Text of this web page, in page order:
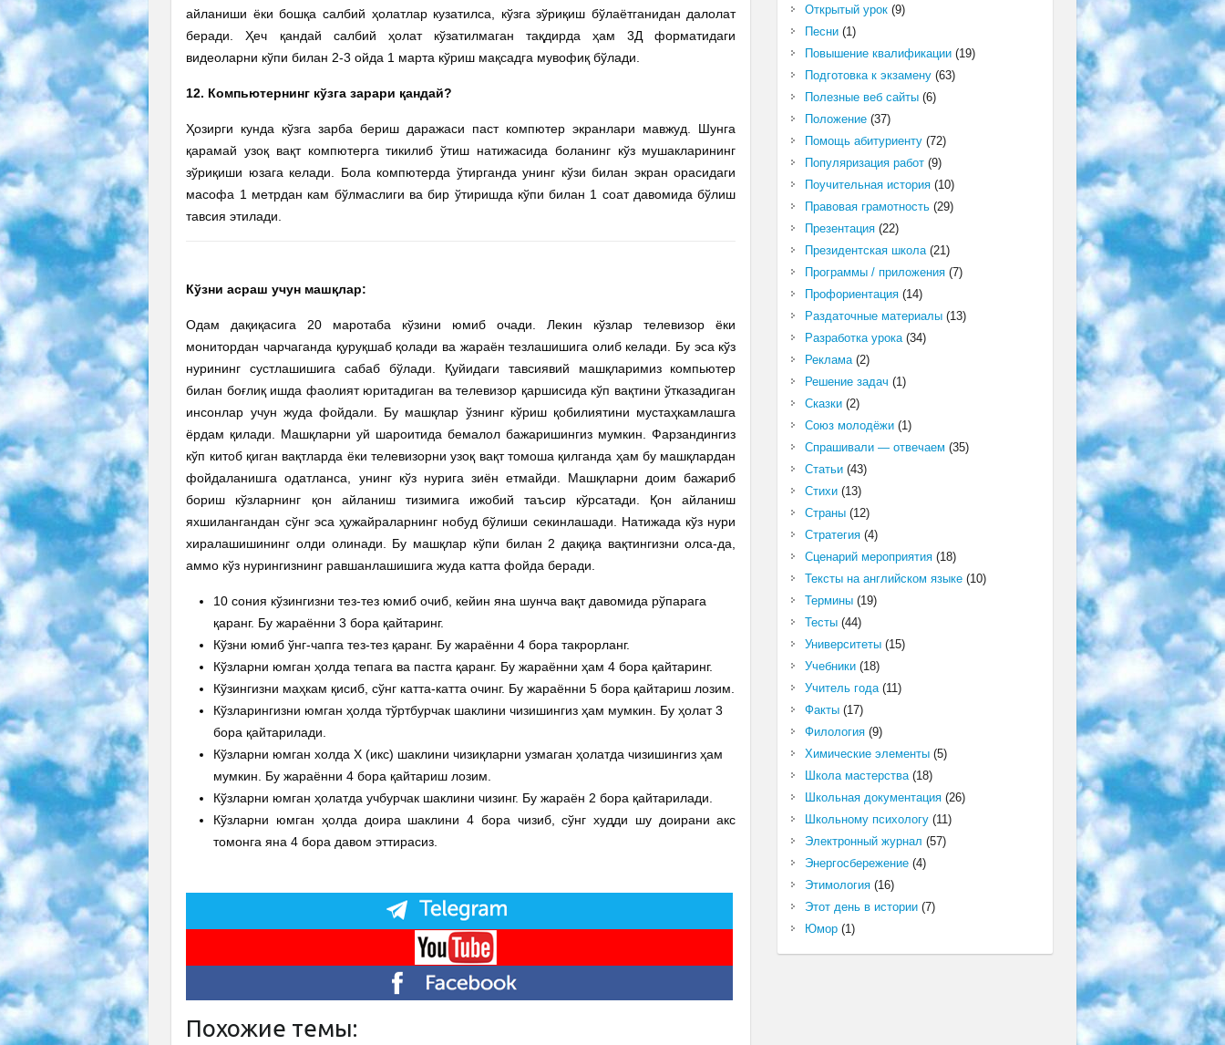
айланиши ёки бошқа салбий ҳолатлар кузатилса, кўзга зўриқиш бўлаётганидан далолат
беради. Ҳеч қандай салбий ҳолат кўзатилмаган тақдирда ҳам 3Д форматидаги
видеоларни кўпи билан 2-3 ойда 1 марта кўриш мақсадга мувофиқ бўлади.
12. Компьютернинг кўзга зарари қандай?
Ҳозирги кунда кўзга зарба бериш даражаси паст компютер экранлари мавжуд. Шунга
қарамай узоқ вақт компютерга тикилиб ўтиш натижасида боланинг кўз мушакларининг
зўриқиши юзага келади. Бола компютерда ўтирганда унинг кўзи билан экран орасидаги
масофа 1 метрдан кам бўлмаслиги ва бир ўтиришда кўпи билан 1 соат давомида бўлиш
тавсия этилади.
Кўзни асраш учун машқлар:
Одам дақиқасига 20 маротаба кўзини юмиб очади. Лекин кўзлар телевизор ёки
монитордан чарчаганда қуруқшаб қолади ва жараён тезлашишига олиб келади. Бу эса кўз
нурининг сустлашишига сабаб бўлади. Қуйидаги тавсиявий машқларимиз компьютер
билан боғлиқ ишда фаолият юритадиган ва телевизор қаршисида кўп вақтини ўтказадиган
инсонлар учун жуда фойдали. Бу машқлар ўзнинг кўриш қобилиятини мустаҳкамлашга
ёрдам қилади. Машқларни уй шароитида бемалол бажаришингиз мумкин. Фарзандингиз
кўп китоб қиган вақтларда ёки телевизорни узоқ вақт томоша қилганда ҳам бу машқлардан
фойдаланишга одатланса, унинг кўз нурига зиён етмайди. Машқларни доим бажариб
бориш кўзларнинг қон айланиш тизимига ижобий таъсир кўрсатади. Қон айланиш
яхшилангандан сўнг эса ҳужайраларнинг нобуд бўлиши секинлашади. Натижада кўз нури
хиралашишининг олди олинади. Бу машқлар кўпи билан 2 дақиқа вақтингизни олса-да,
аммо кўз нурингизнинг равшанлашишига жуда катта фойда беради.
10 сония кўзингизни тез-тез юмиб очиб, кейин яна шунча вақт давомида рўпарага
қаранг. Бу жараённи 3 бора қайтаринг.
Кўзни юмиб ўнг-чапга тез-тез қаранг. Бу жараённи 4 бора такрорланг.
Кўзларни юмган ҳолда тепага ва пастга қаранг. Бу жараённи ҳам 4 бора қайтаринг.
Кўзингизни маҳкам қисиб, сўнг катта-катта очинг. Бу жараённи 5 бора қайтариш лозим.
Кўзларингизни юмган ҳолда тўртбурчак шаклини чизишингиз ҳам мумкин. Бу ҳолат 3
бора қайтарилади.
Кўзларни юмган холда Х (икс) шаклини чизиқларни узмаган ҳолатда чизишингиз ҳам
мумкин. Бу жараённи 4 бора қайтариш лозим.
Кўзларни юмган ҳолатда учбурчак шаклини чизинг. Бу жараён 2 бора қайтарилади.
Кўзларни юмган ҳолда доира шаклини 4 бора чизиб, сўнг худди шу доирани акс
томонга яна 4 бора давом эттирасиз.
Похожие темы:
Открытый урок(9)
Песни(1)
Повышение квалификации(19)
Подготовка к экзамену(63)
Полезные веб сайты(6)
Положение(37)
Помощь абитуриенту(72)
Популяризация работ(9)
Поучительная история(10)
Правовая грамотность(29)
Презентация(22)
Президентская школа(21)
Программы / приложения(7)
Профориентация(14)
Раздаточные материалы(13)
Разработка урока(34)
Реклама(2)
Решение задач (1)
Сказки(2)
Союз молодёжи(1)
Спрашивали — отвечаем (35)
Статьи(43)
Стихи(13)
Страны(12)
Стратегия(4)
Сценарий мероприятия(18)
Тексты на английском языке(10)
Термины(19)
Тесты(44)
Университеты(15)
Учебники(18)
Учитель года(11)
Факты(17)
Филология(9)
Химические элементы(5)
Школа мастерства(18)
Школьная документация(26)
Школьному психологу(11)
Электронный журнал (57)
Энергосбережение(4)
Этимология(16)
Этот день в истории(7)
Юмор(1)